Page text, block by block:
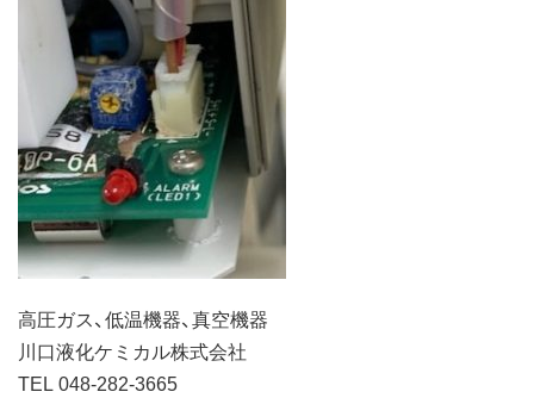
高圧ガス、低温機器、真空機器
川口液化ケミカル株式会社
TEL 048-282-3665